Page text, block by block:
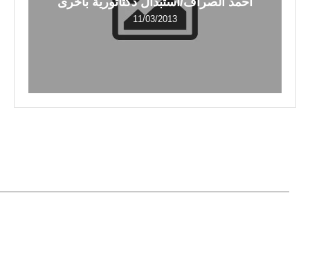
11/03/2013